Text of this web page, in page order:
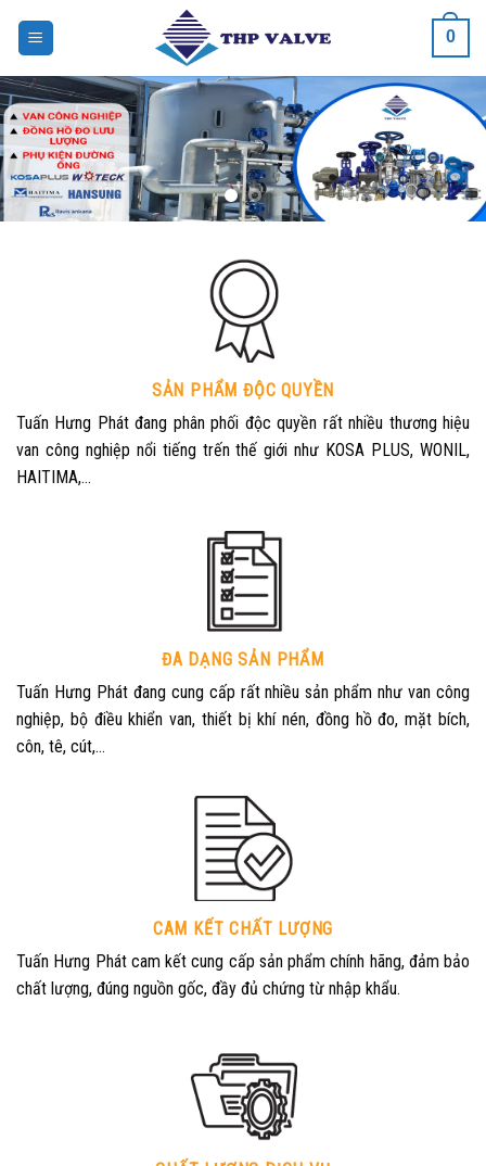
dung
0
SẢN PHẨM ĐỘC QUYỀN
Tuấn Hưng Phát đang phân phối độc quyền rất nhiều thương hiệu
van công nghiệp nổi tiếng trến thế giới như KOSA PLUS, WONIL,
HAITIMA,…
ĐA DẠNG SẢN PHẨM
Tuấn Hưng Phát đang cung cấp rất nhiều sản phẩm như van công
nghiệp, bộ điều khiển van, thiết bị khí nén, đồng hồ đo, mặt bích,
côn, tê, cút,…
CAM KẾT CHẤT LƯỢNG
Tuấn Hưng Phát cam kết cung cấp sản phẩm chính hãng, đảm bảo
chất lượng, đúng nguồn gốc, đầy đủ chứng từ nhập khẩu.